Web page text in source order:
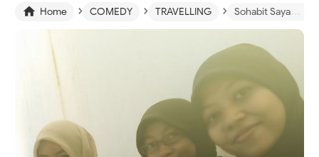
 Home › COMEDY › TRAVELLING › Sohabit Sayang, Sohabit Malang ( Episode 2 : Kesuksesan Yang Tertunda Menjelajah Indonesia Mini )